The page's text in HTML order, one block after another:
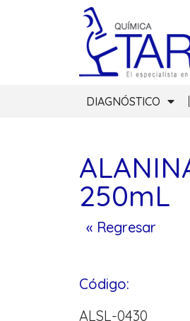
DIAGNÓSTICO
250mL
« Regresar
Código:
ALSL-0430